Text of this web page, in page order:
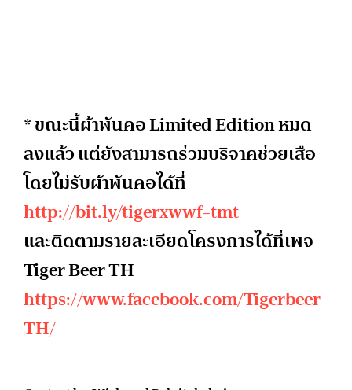
* ขณะนี้ผ้าพันคอ Limited Edition หมด
ลงแล้ว แต่ยังสามารถร่วมบริจาคช่วยเสือ
โดยไม่รับผ้าพันคอได้ที่
http://bit.ly/tigerxwwf-tmt
และติดตามรายละเอียดโครงการได้ที่เพจ
Tiger Beer TH
https://www.facebook.com/Tigerbeer
TH/